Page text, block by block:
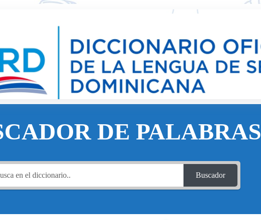
DE PALABRAS
Buscador